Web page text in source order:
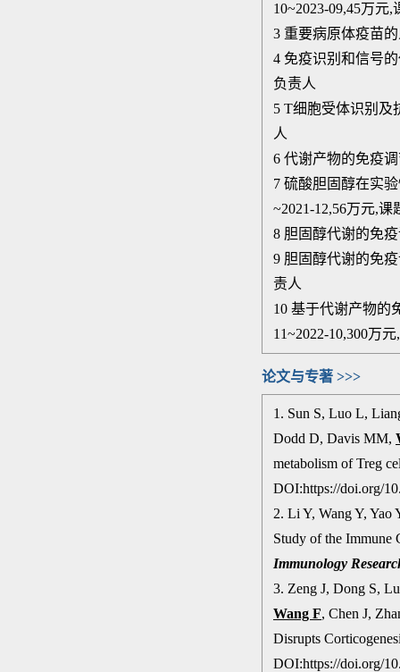
10~2023-09,45万元
3 重要病原体疫苗
4 免疫识别和信号
负责人
5 T细胞受体识别及
人
6 代谢产物的免疫
7 硫酸胆固醇在实
~2021-12,56万元,课
8 胆固醇代谢的免
9 胆固醇代谢的免
责人
10 基于代谢产物的
11~2022-10,300万
论文与专著 >>>
1. Sun S, Luo L,
Dodd D, Davis MM,
metabolism of Treg
DOI:https://doi.org/
2. Li Y, Wang Y,
Study of the Immune
Immunology Re
3. Zeng J, Dong S,
Wang F, Chen J,
Disrupts
DOI:https://doi.org/